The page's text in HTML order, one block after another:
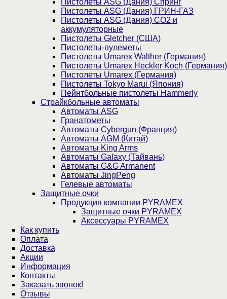
Пистолеты ASG (Дания) Спринг
Пистолеты ASG (Дания) ГРИН-ГАЗ
Пистолеты ASG (Дания) CO2 и
аккумуляторные
Пистолеты Gletcher (США)
Пистолеты-пулеметы
Пистолеты Umarex Walther (Германия)
Пистолеты Umarex Heckler Koch (Германия)
Пистолеты Umarex (Германия)
Пистолеты Tokyo Marui (Япония)
Пейнтбольные пистолеты Hammerly
Страйкбольные автоматы
Автоматы ASG
Гранатометы
Автоматы Cybergun (Франция)
Автоматы AGM (Китай)
Автоматы King Arms
Автоматы Galaxy (Тайвань)
Автоматы G&G Armanent
Автоматы JingPeng
Гелевые автоматы
Защитные очки
Продукция компании PYRAMEX
Защитные очки PYRAMEX
Аксессуары PYRAMEX
Как купить
Оплата
Доставка
Акции
Информация
Контакты
Заказать звонок!
Отзывы